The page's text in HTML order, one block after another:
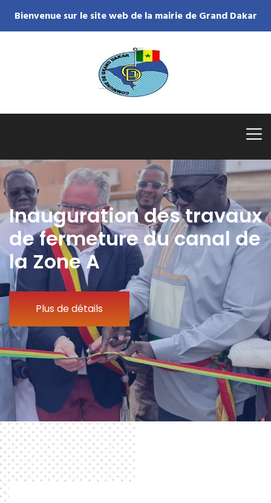
Bienvenue sur le site web de la mairie de Grand Dakar
Inauguration des travaux
de fermeture du canal de
la Zone A
Plus de détails